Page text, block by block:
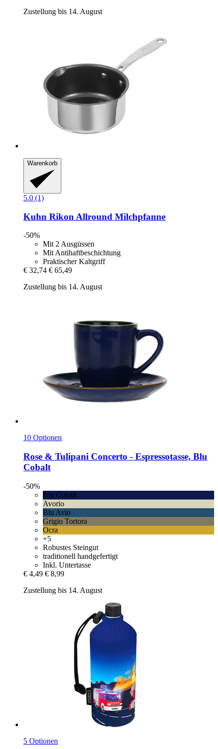
Zustellung bis 14. August
Warenkorb
5.0 (1)
Kuhn Rikon Allround Milchpfanne
-50%
Mit 2 Ausgüssen
Mit Antihaftbeschichtung
Praktischer Kaltgriff
€ 32,74 € 65,49
Zustellung bis 14. August
10 Optionen
Rose & Tulipani Concerto -​ Espressotasse, Blu
Cobalt
-50%
Blu Cobalt
Avorio
Blu Avio
Grigio Tortora
Ocra
+5
Robustes Steingut
traditionell handgefertigt
Inkl. Untertasse
€ 4,49 € 8,99
Zustellung bis 14. August
5 Optionen